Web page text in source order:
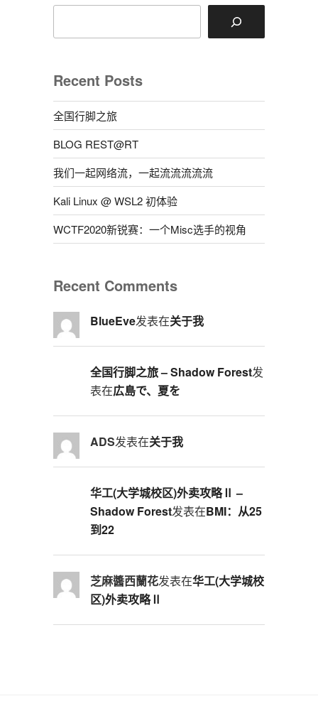
Recent Posts
全国行脚之旅
BLOG REST@RT
我们一起网络流，一起流流流流流
Kali Linux @ WSL2 初体验
WCTF2020新锐赛：一个Misc选手的视角
Recent Comments
BlueEve发表在关于我
全国行脚之旅 – Shadow Forest发
表在広島で、夏を
ADS发表在关于我
华工(大学城校区)外卖攻略Ⅱ –
Shadow Forest发表在BMI：从25
到22
芝麻醬西蘭花发表在华工(大学城校
区)外卖攻略Ⅱ